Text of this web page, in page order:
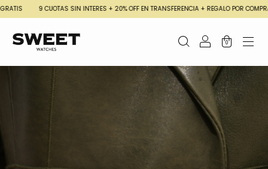
CUOTAS SIN INTERES + 20% OFF EN TRANSFERENCIA + REGALO POR COMPRA EN
0